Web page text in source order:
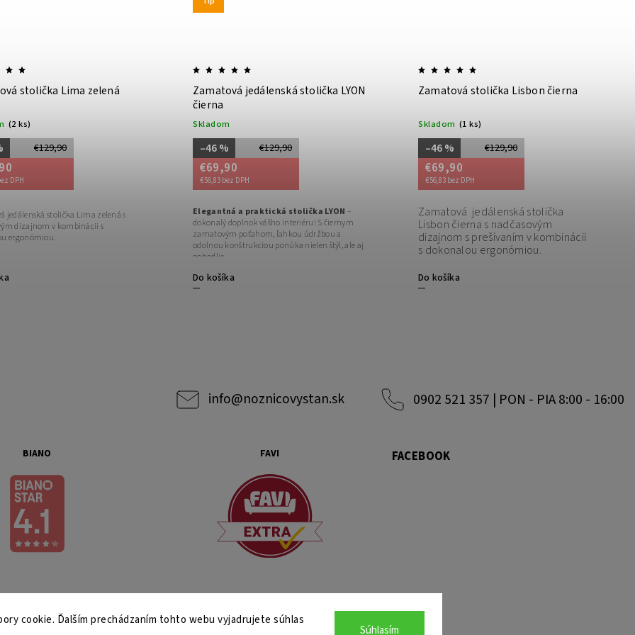
cookie. Ďalším prechádzaním tohto webu vyjadrujete súhlas
Súhlasím
stolička Lima zelená
(2 ks)
€129,90
DPH
jedálenská stolička Lima zelená s
dizajnom v kombinácii s
ergonómiou.
Zamatová jedálenská stolička LYON
čierna
Skladom
€129,90
–46 %
€69,90
€56,83 bez DPH
Do košíka
Elegantná a praktická stolička LYON –
dokonalý doplnok vášho interiéru! S čiernym
zamatovým poťahom, ľahkou údržbou a
odolnou konštrukciou ponúka nielen štýl, ale aj
pohodlie.
Zamatová stolička Lisbon čierna
Skladom (1 ks)
€129,90
–46 %
€69,90
€56,83 bez DPH
Do košíka
Zamatová jedálenská stolička
Lisbon čierna s nadčasovým
dizajnom s prešívaním v kombinácii
s dokonalou ergonómiou.
info@noznicovystan.sk 0902 521 357 | PON - PIA 8:00 - 16:00
BIANO FAVI FACEBOOK
Copyright 2026 noznicovystan.sk. Všetky práva vyhradené.